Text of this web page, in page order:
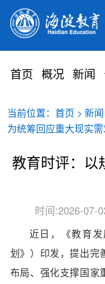
首页 概况 新闻
当前位置： 首页 > 新闻
为统筹回应重大现实
教育时评：以
时间:2026-07-
近日，《教育
划》）印发，提出完
布局、强化支撑国家